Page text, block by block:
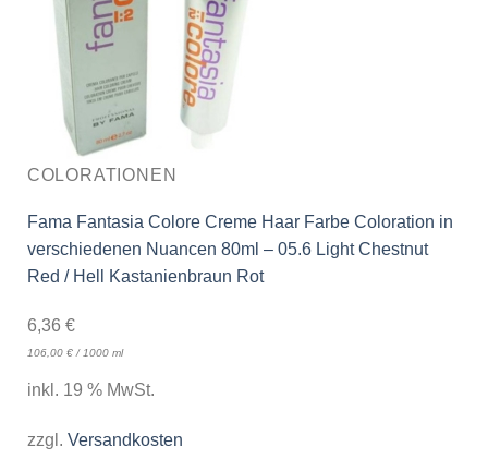
COLORATIONEN
Fama Fantasia Colore Creme Haar Farbe Coloration in
verschiedenen Nuancen 80ml – 05.6 Light Chestnut
Red / Hell Kastanienbraun Rot
6,36 €
106,00 €/1000 ml
inkl. 19 % MwSt.
zzgl. Versandkosten